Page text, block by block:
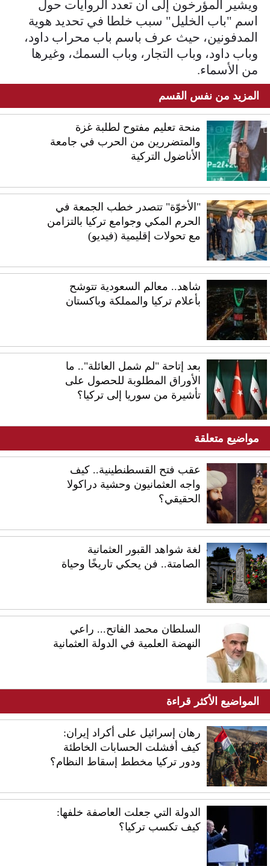
ويشير المؤرخون إلى أن تعدد الروايات حول
اسم "باب الخليل" سبب خلطا في تحديد هوية
المدفونين، حيث عرف باسم باب محراب داود،
وباب داود، وباب التجار، وباب السمك، وغيرها
من الأسماء.
المزيد من نفس القسم
منحة تعليم مفتوح لطلبة غزة
والمتضررين من الحرب في جامعة
الأناضول التركية
"الأخوّة" تتصدر خطب الجمعة في
الحرم المكي وجوامع تركيا بالتزامن
مع تحولات إقليمية (فيديو)
شاهد.. معالم السعودية تتوشح
بأعلام تركيا والمملكة وباكستان
بعد إتاحة "لم شمل العائلة".. ما
الأوراق المطلوبة للحصول على
تأشيرة من سوريا إلى تركيا؟
مواضيع متعلقة
عقب فتح القسطنطينية.. كيف
واجه العثمانيون وحشية دراكولا
الحقيقي؟
لغة شواهد القبور العثمانية
الصامتة.. فن يحكي تاريخًا وحياة
السلطان محمد الفاتح... راعي
النهضة العلمية في الدولة العثمانية
المواضيع الأكثر قراءة
رهان إسرائيل على أكراد إيران:
كيف أفشلت الحسابات الخاطئة
ودور تركيا مخطط إسقاط النظام؟
الدولة التي جعلت العاصفة خلفها:
كيف تكسب تركيا؟